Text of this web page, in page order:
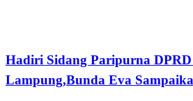
Hadiri Sidang Paripurna
Lampung,Bunda Eva